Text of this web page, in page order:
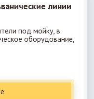
линии
под мойку, в
оборудование,